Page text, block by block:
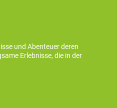
und Abenteuer deren
Erlebnisse, die in der